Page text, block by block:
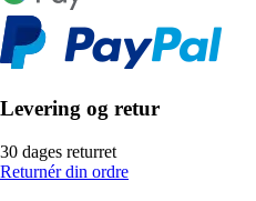
Levering og retur
30 dages returret
Returnér din ordre